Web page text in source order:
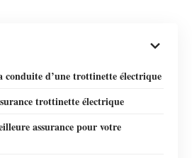
conduite d’une trottinette électrique
trottinette électrique
assurance pour votre